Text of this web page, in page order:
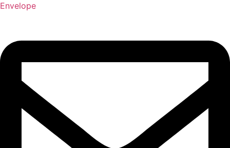
Envelope